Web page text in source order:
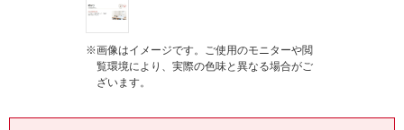
※画像はイメージです。ご使用のモニターや閲
覧環境により、実際の色味と異なる場合がご
ざいます。